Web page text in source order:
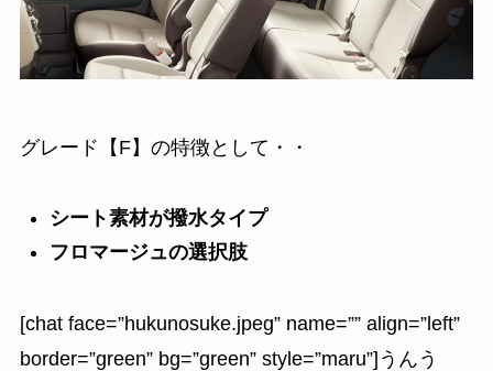
グレード【F】の特徴として・・
シート素材が撥水タイプ
フロマージュの選択肢
[chat face=”hukunosuke.jpeg” name=”” align=”left”
border=”green” bg=”green” style=”maru”]うんう